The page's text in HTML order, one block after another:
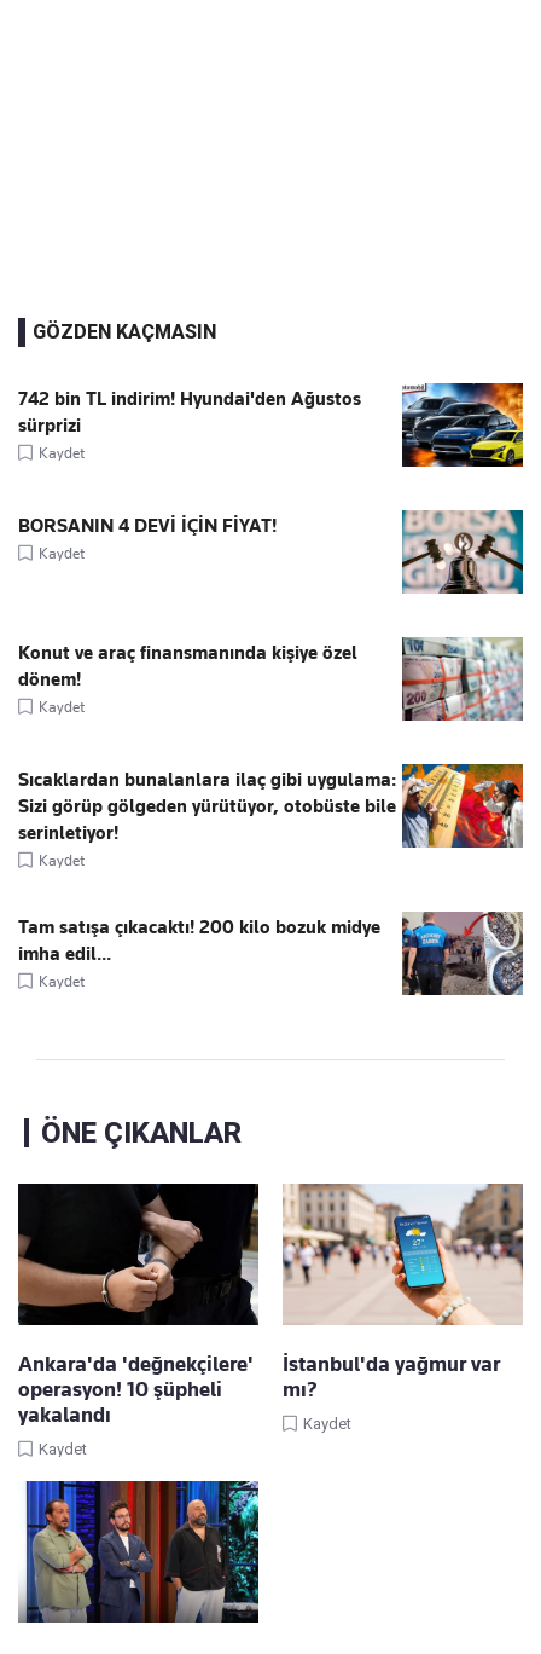
GÖZDEN KAÇMASIN
742 bin TL indirim! Hyundai'den Ağustos
sürprizi
Kaydet
BORSANIN 4 DEVİ İÇİN FİYAT!
Kaydet
Konut ve araç finansmanında kişiye özel
dönem!
Kaydet
Sıcaklardan bunalanlara ilaç gibi uygulama:
Sizi görüp gölgeden yürütüyor, otobüste bile
serinletiyor!
Kaydet
Tam satışa çıkacaktı! 200 kilo bozuk midye
imha edil...
Kaydet
ÖNE ÇIKANLAR
Ankara'da 'değnekçilere'
operasyon! 10 şüpheli
yakalandı
Kaydet
İstanbul'da yağmur var
mı?
Kaydet